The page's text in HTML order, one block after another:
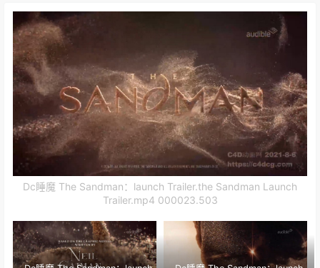
Dc睡魔 The Sandman：launch Trailer.the Sandman Launch
Trailer.mp4 000023.503